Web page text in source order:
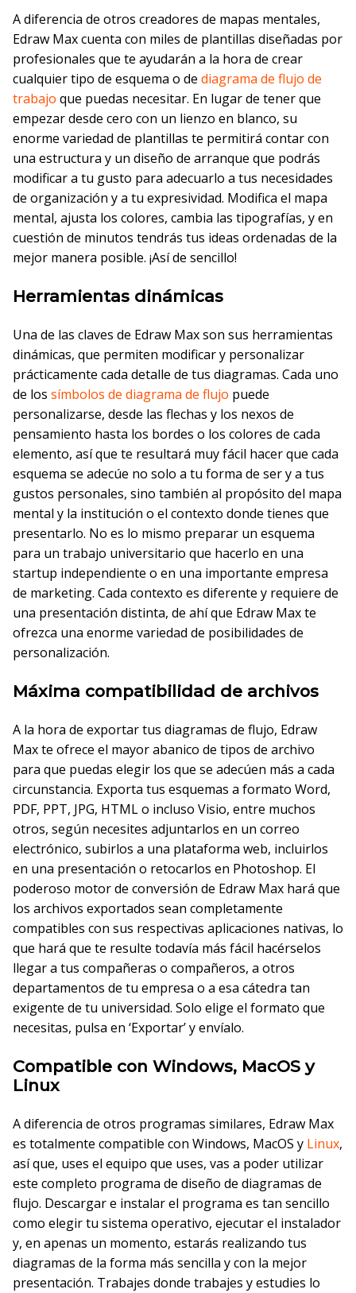
A diferencia de otros creadores de mapas mentales,
Edraw Max cuenta con miles de plantillas diseñadas por
profesionales que te ayudarán a la hora de crear
cualquier tipo de esquema o de diagrama de flujo de
trabajo que puedas necesitar. En lugar de tener que
empezar desde cero con un lienzo en blanco, su
enorme variedad de plantillas te permitirá contar con
una estructura y un diseño de arranque que podrás
modificar a tu gusto para adecuarlo a tus necesidades
de organización y a tu expresividad. Modifica el mapa
mental, ajusta los colores, cambia las tipografías, y en
cuestión de minutos tendrás tus ideas ordenadas de la
mejor manera posible. ¡Así de sencillo!
Herramientas dinámicas
Una de las claves de Edraw Max son sus herramientas
dinámicas, que permiten modificar y personalizar
prácticamente cada detalle de tus diagramas. Cada uno
de los símbolos de diagrama de flujo puede
personalizarse, desde las flechas y los nexos de
pensamiento hasta los bordes o los colores de cada
elemento, así que te resultará muy fácil hacer que cada
esquema se adecúe no solo a tu forma de ser y a tus
gustos personales, sino también al propósito del mapa
mental y la institución o el contexto donde tienes que
presentarlo. No es lo mismo preparar un esquema
para un trabajo universitario que hacerlo en una
startup independiente o en una importante empresa
de marketing. Cada contexto es diferente y requiere de
una presentación distinta, de ahí que Edraw Max te
ofrezca una enorme variedad de posibilidades de
personalización.
Máxima compatibilidad de archivos
A la hora de exportar tus diagramas de flujo, Edraw
Max te ofrece el mayor abanico de tipos de archivo
para que puedas elegir los que se adecúen más a cada
circunstancia. Exporta tus esquemas a formato Word,
PDF, PPT, JPG, HTML o incluso Visio, entre muchos
otros, según necesites adjuntarlos en un correo
electrónico, subirlos a una plataforma web, incluirlos
en una presentación o retocarlos en Photoshop. El
poderoso motor de conversión de Edraw Max hará que
los archivos exportados sean completamente
compatibles con sus respectivas aplicaciones nativas, lo
que hará que te resulte todavía más fácil hacérselos
llegar a tus compañeras o compañeros, a otros
departamentos de tu empresa o a esa cátedra tan
exigente de tu universidad. Solo elige el formato que
necesitas, pulsa en ‘Exportar’ y envíalo.
Compatible con Windows, MacOS y
Linux
A diferencia de otros programas similares, Edraw Max
es totalmente compatible con Windows, MacOS y Linux,
así que, uses el equipo que uses, vas a poder utilizar
este completo programa de diseño de diagramas de
flujo. Descargar e instalar el programa es tan sencillo
como elegir tu sistema operativo, ejecutar el instalador
y, en apenas un momento, estarás realizando tus
diagramas de la forma más sencilla y con la mejor
presentación. Trabajes donde trabajes y estudies lo